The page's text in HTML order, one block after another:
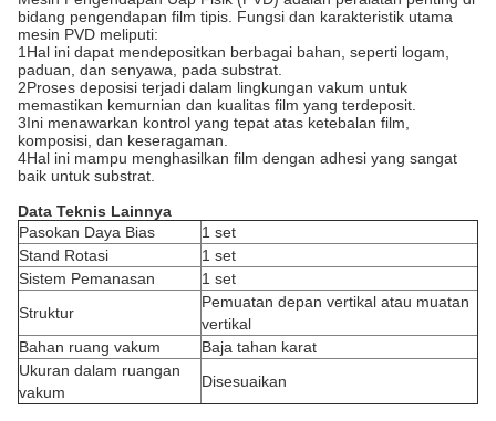
bidang pengendapan film tipis. Fungsi dan karakteristik utama
mesin PVD meliputi:
1Hal ini dapat mendepositkan berbagai bahan, seperti logam,
paduan, dan senyawa, pada substrat.
2Proses deposisi terjadi dalam lingkungan vakum untuk
memastikan kemurnian dan kualitas film yang terdeposit.
3Ini menawarkan kontrol yang tepat atas ketebalan film,
komposisi, dan keseragaman.
4Hal ini mampu menghasilkan film dengan adhesi yang sangat
baik untuk substrat.
Data Teknis Lainnya
Pasokan Daya Bias
1 set
Stand Rotasi
1 set
Sistem Pemanasan
1 set
Struktur
Pemuatan depan vertikal atau muatan
vertikal
Bahan ruang vakum
Baja tahan karat
Ukuran dalam ruangan
vakum
Disesuaikan